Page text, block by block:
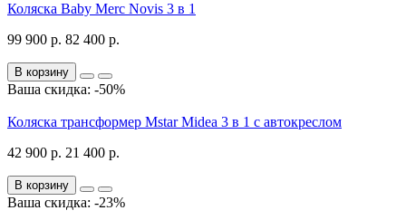
Коляска Baby Merc Novis 3 в 1
99 900 р. 82 400 р.
В корзину
Ваша скидка: -50%
Коляска трансформер Mstar Midea 3 в 1 с автокреслом
42 900 р. 21 400 р.
В корзину
Ваша скидка: -23%